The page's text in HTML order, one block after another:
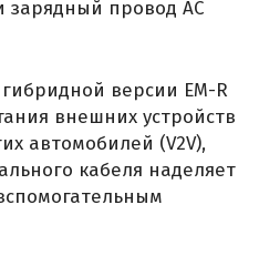
зарядный провод AC
версии EM-R
внешних устройств
автомобилей (V2V),
кабеля наделяет